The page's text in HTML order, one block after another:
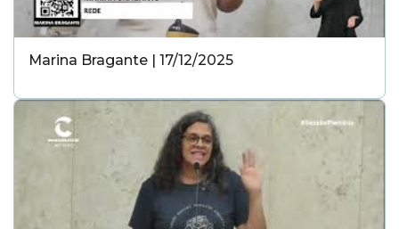
Marina Bragante | 17/12/2025